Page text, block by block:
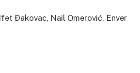
Đakovac, Nail Omerović, Enver